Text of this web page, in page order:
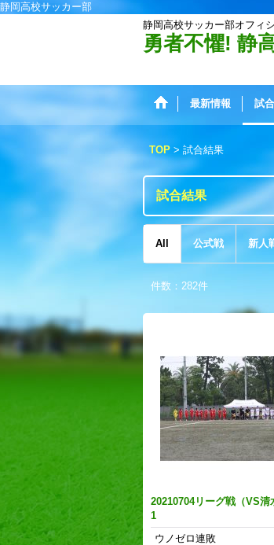
静岡高校サッカー部
静岡高校サッカー部オフィ
勇者不懼! 静
最新情報 試
TOP > 試合結果
試合結果
All 公式戦 新人
件数 ： 282件
20210704リーグ戦（VS
1
ウノゼロ連敗